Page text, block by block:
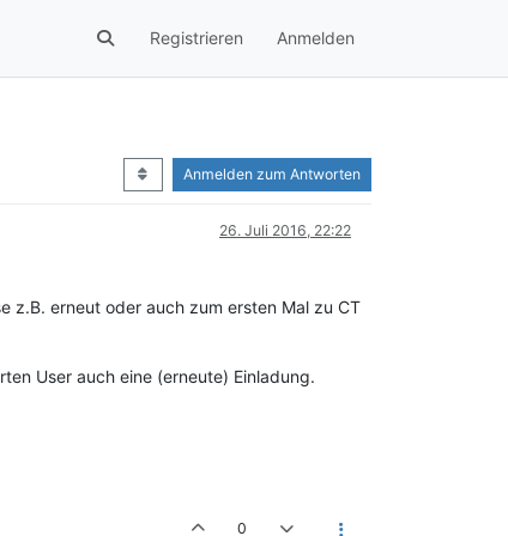
Registrieren Anmelden
Anmelden zum Antworten
26. Juli 2016, 22:22
z.B. erneut oder auch zum ersten Mal zu CT
User auch eine (erneute) Einladung.
0